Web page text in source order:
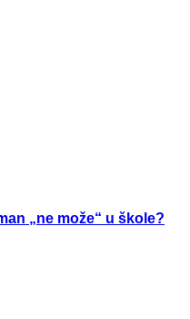
„ne može“ u škole?